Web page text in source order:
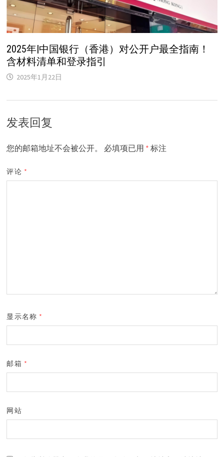
2025年|中国银行（香港）对公开户最全指南！
含材料清单和登录指引
2025年1月22日
发表回复
您的邮箱地址不会被公开。 必填项已用 * 标注
评论 *
显示名称 *
邮箱 *
网站